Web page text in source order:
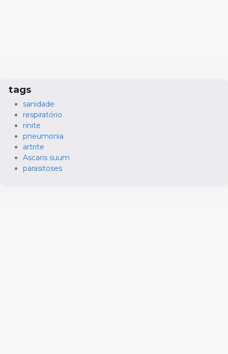
tags
sanidade
respiratório
rinite
pneumonia
artrite
Ascaris suum
parasitoses